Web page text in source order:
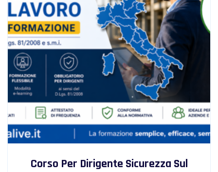
Corso Per Dirigente Sicurezza Sul